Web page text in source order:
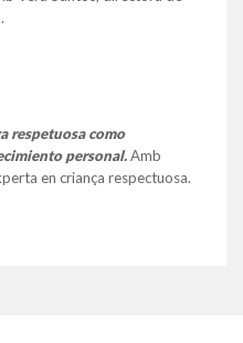
respetuosa como
personal.Amb
en criança respectuosa.